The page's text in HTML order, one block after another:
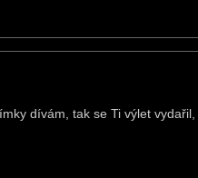
dívám, tak se Ti výlet